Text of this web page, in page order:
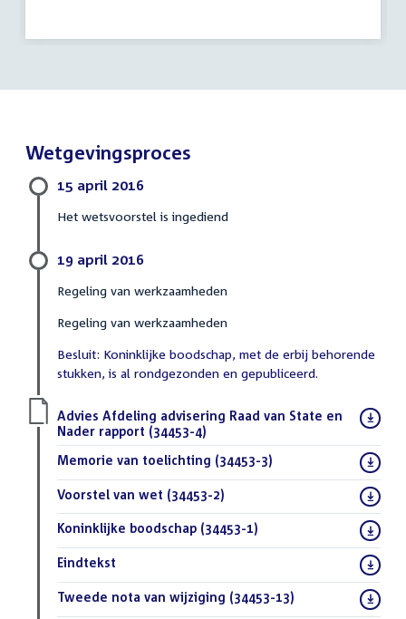
Wetgevingsproces
15 april 2016
Het wetsvoorstel is ingediend
19 april 2016
Regeling van werkzaamheden
Regeling van werkzaamheden
Besluit: Koninklijke boodschap, met de erbij behorende
stukken, is al rondgezonden en gepubliceerd.
Download
bestand:
Advies Afdeling advisering Raad van State en
Nader rapport (34453-4)
Download
Memorie van toelichting (34453-3)
Download
bestand:
Voorstel van wet (34453-2)
Download
Koninklijke boodschap (34453-1)
Download
Eindtekst
Download
Tweede nota van wijziging (34453-13)